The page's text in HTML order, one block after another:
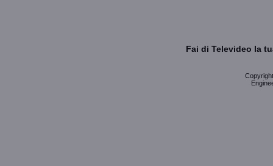
Fai di Televideo la